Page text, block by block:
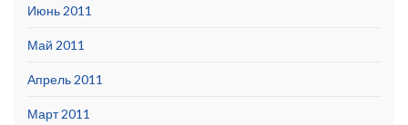
Июнь 2011
Май 2011
Апрель 2011
Март 2011